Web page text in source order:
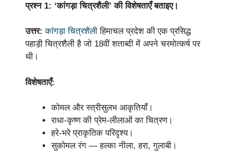
प्रश्न 1: ‘कांगड़ा चित्रशैली’ की विशेषताएँ बताइए।
उत्तर: कांगड़ा चित्रशैली हिमाचल प्रदेश की एक प्रसिद्ध
पहाड़ी चित्रशैली है जो 18वीं शताब्दी में अपने चरमोत्कर्ष पर
थी।
विशेषताएँ:
कोमल और स्त्रीसुलभ आकृतियाँ।
राधा-कृष्ण की प्रेम-लीलाओं का चित्रण।
हरे-भरे प्राकृतिक परिदृश्य।
सुकोमल रंग — हल्का नीला, हरा, गुलाबी।